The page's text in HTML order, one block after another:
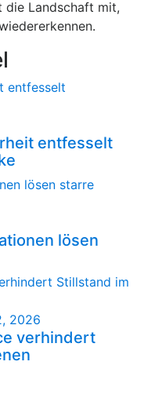
Landschaft mit,
entfesselt
lösen
2026
verhindert